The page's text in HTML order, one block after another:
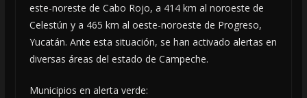
este-noreste de Cabo Rojo, a 414 km al noroeste de
Celestún y a 465 km al oeste-noroeste de Progreso,
Yucatán. Ante esta situación, se han activado alertas en
diversas áreas del estado de Campeche.
Municipios en alerta verde: